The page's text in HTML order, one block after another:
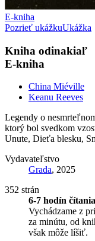
E-kniha
Pozrieť ukážkuUkážka
Kniha odinakiaľ
E-kniha
China Miéville
Keanu Reeves
Legendy o
ktorý bol svedkom
Unute, Dieťa blesku,
Vydavateľstvo
Grada, 2025
352 strán
6-7 hodín čítania
Vychádzame z
za minútu, od
však môže líšiť.